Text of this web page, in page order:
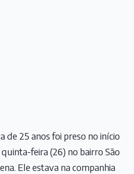
de 25 anos foi preso no início
feira (26) no bairro São
Ele estava na companhia